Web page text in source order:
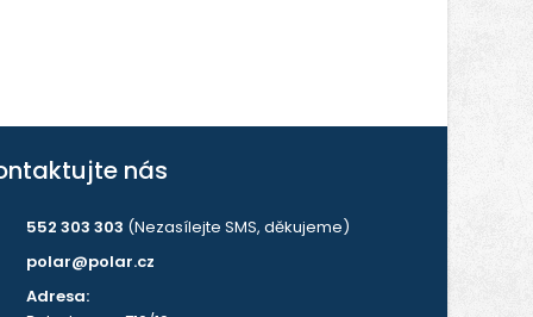
nás
552 303 303 (Nezasílejte SMS, děkujeme)
polar@polar.cz
Adresa: